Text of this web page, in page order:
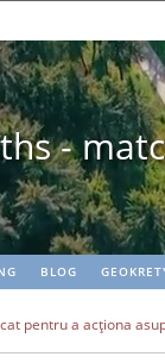
-
BLOG
pentru a acţiona